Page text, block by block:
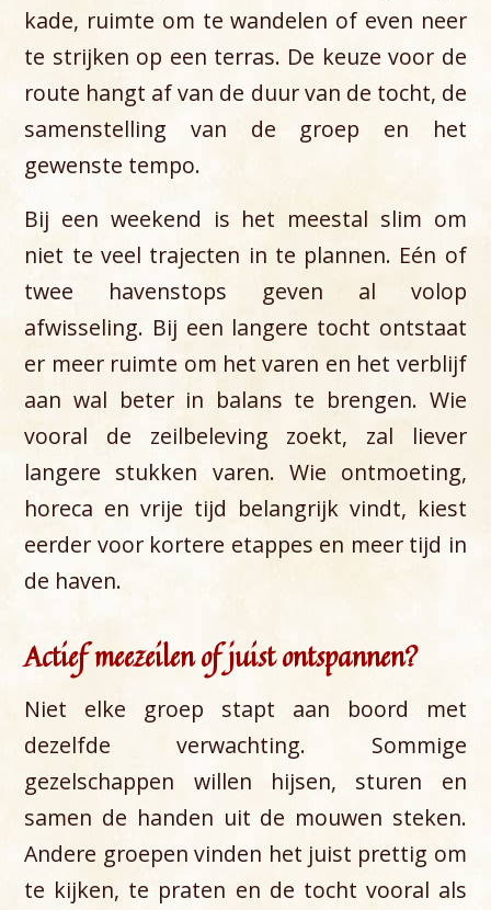
kade, ruimte om te wandelen of even neer
te strijken op een terras. De keuze voor de
route hangt af van de duur van de tocht, de
samenstelling van de groep en het
gewenste tempo.
Bij een weekend is het meestal slim om
niet te veel trajecten in te plannen. Eén of
twee havenstops geven al volop
afwisseling. Bij een langere tocht ontstaat
er meer ruimte om het varen en het verblijf
aan wal beter in balans te brengen. Wie
vooral de zeilbeleving zoekt, zal liever
langere stukken varen. Wie ontmoeting,
horeca en vrije tijd belangrijk vindt, kiest
eerder voor kortere etappes en meer tijd in
de haven.
Actief meezeilen of juist ontspannen?
Niet elke groep stapt aan boord met
dezelfde verwachting. Sommige
gezelschappen willen hijsen, sturen en
samen de handen uit de mouwen steken.
Andere groepen vinden het juist prettig om
te kijken, te praten en de tocht vooral als